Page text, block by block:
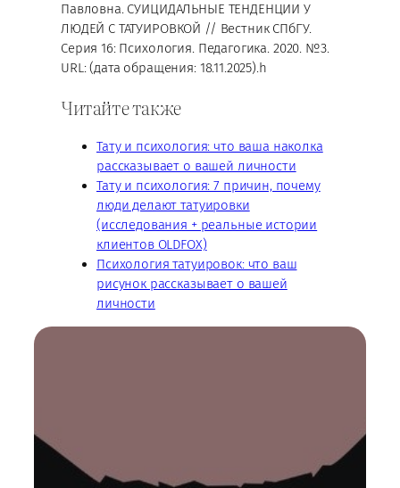
Павловна. СУИЦИДАЛЬНЫЕ ТЕНДЕНЦИИ У
ЛЮДЕЙ С ТАТУИРОВКОЙ // Вестник СПбГУ.
Серия 16: Психология. Педагогика. 2020. №3.
URL: (дата обращения: 18.11.2025).h
Читайте также
Тату и психология: что ваша наколка
рассказывает о вашей личности
Тату и психология: 7 причин, почему
люди делают татуировки
(исследования + реальные истории
клиентов OLDFOX)
Психология татуировок: что ваш
рисунок рассказывает о вашей
личности